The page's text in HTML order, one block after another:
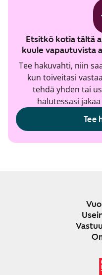
Etsitkö kotia tältä
kuule vapautuvista
Tee hakuvahti, niin
kun toiveitasi
tehdä yhden tai
halutessasi
Tee